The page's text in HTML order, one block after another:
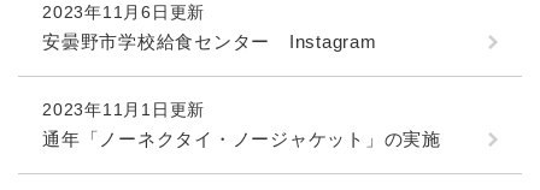
2023年11月6日更新
安曇野市学校給食センター Instagram
2023年11月1日更新
通年「ノーネクタイ・ノージャケット」の実施